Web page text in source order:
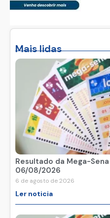
Mais lidas
Resultado da Mega-
06/08/2026
6 de agosto de 2026
Ler noticia